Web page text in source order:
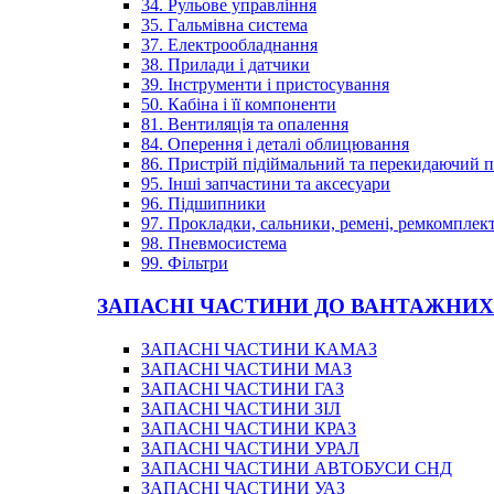
34. Рульове управління
35. Гальмівна система
37. Електрообладнання
38. Прилади і датчики
39. Інструменти і пристосування
50. Кабіна і її компоненти
81. Вентиляція та опалення
84. Оперення і деталі облицювання
86. Пристрій підіймальний та перекидаючий
95. Інші запчастини та аксесуари
96. Підшипники
97. Прокладки, сальники, ремені,
98. Пневмосистема
99. Фільтри
ЗАПАСНІ ЧАСТИНИ ДО
ЗАПАСНІ ЧАСТИНИ КАМАЗ
ЗАПАСНІ ЧАСТИНИ МАЗ
ЗАПАСНІ ЧАСТИНИ ГАЗ
ЗАПАСНІ ЧАСТИНИ ЗІЛ
ЗАПАСНІ ЧАСТИНИ КРАЗ
ЗАПАСНІ ЧАСТИНИ УРАЛ
ЗАПАСНІ ЧАСТИНИ АВТОБУСИ СНД
ЗАПАСНІ ЧАСТИНИ УАЗ